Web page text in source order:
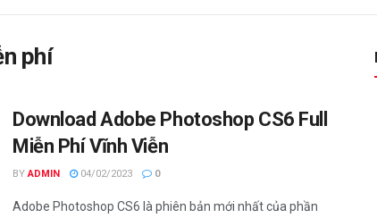
phí
Download Adobe Photoshop CS6 Full
Miễn Phí Vĩnh Viễn
BY ADMIN 04/02/2023 0
Adobe Photoshop CS6 là phiên bản mới nhất của phần